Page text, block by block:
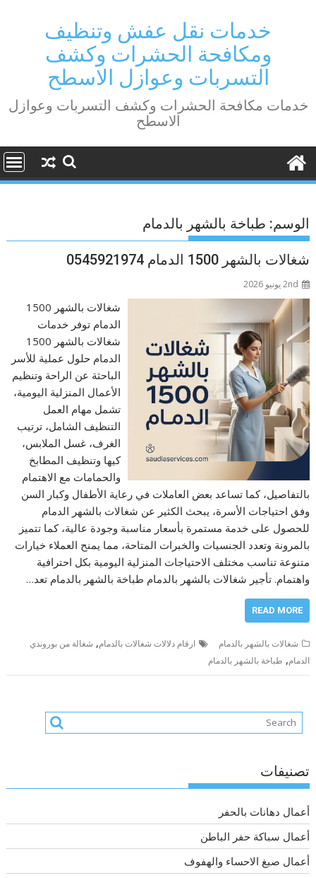
خدمات نقل عفش وتنظيف
ومكافحة الحشرات وكشف
التسربات وعوازل الاسطح
خدمات مكافحة الحشرات وكشف التسربات وعوازل
الاسطح
الوسم: طباخة بالشهر بالدمام
شغالات بالشهر 1500 الدمام 0545921974
2nd يونيو 2026
شغالات بالشهر 1500
الدمام توفر خدمات
شغالات بالشهر 1500
الدمام حلول عملية للأسر
الباحثة عن الراحة وتنظيم
الأعمال المنزلية اليومية،
تشمل مهام العمل
التنظيف الشامل، ترتيب
الغرف، غسل الملابس،
كيها وتنظيف المطابخ
والحمامات مع الاهتمام
بالتفاصيل، كما تساعد بعض العاملات في رعاية الأطفال وكبار السن
وفق احتياجات الأسرة، يبحث الكثير عن شغالات بالشهر الدمام
للحصول على خدمة مستمرة بأسعار مناسبة وجودة عالية، كما تتميز
بالمرونة وتعدد الجنسيات والخبرات المتاحة، مما يمنح العملاء خيارات
متنوعة تناسب مختلف الاحتياجات المنزلية اليومية بكل احترافية
واهتمام. تأجير شغالات بالشهر بالدمام طباخة بالشهر بالدمام تعد…
READ MORE
شغالات بالشهر بالدمام ارقام دلالات شغالات بالدمام, شغالة من بوروندي
الدمام, طباخة بالشهر بالدمام
تصنيفات
أعمال دهانات بالحفر
أعمال سباكة حفر الباطن
أعمال صبغ الاحساء والهفوف